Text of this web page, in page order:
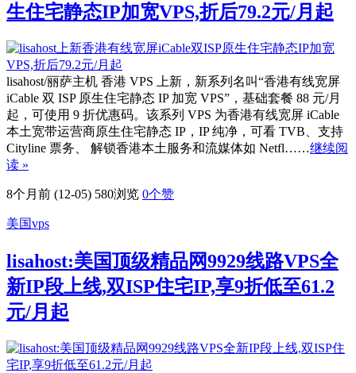
生住宅静态IP加宽VPS,折后79.2元/月起
lisahost/丽萨主机 香港 VPS 上新，新系列名叫“香港有线宽屏
iCable 双 ISP 原生住宅静态 IP 加宽 VPS”，基础套餐 88 元/月
起，可使用 9 折优惠码。该系列 VPS 为香港有线宽屏 iCable
本土宽带运营商原生住宅静态 IP，IP 纯净，可看 TVB、支持
Cityline 票务、 解锁香港本土服务和流媒体如 Netfl……继续阅
读 »
8个月前 (12-05) 580浏览 0个赞
美国vps
lisahost:美国顶级精品网9929线路VPS全
新IP段上线,双ISP住宅IP,享9折低至61.2
元/月起